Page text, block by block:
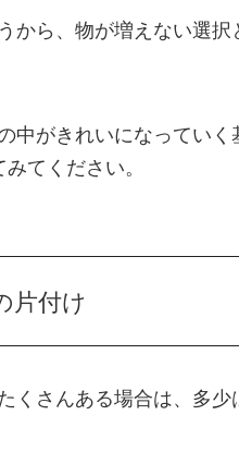
から、物が増えない選
中がきれいになっていく
てください。
片付け
くさんある場合は、多